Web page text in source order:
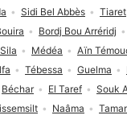
Sidi Bel Abbès Tiaret
Bordj Bou Arréridj
Médéa
Aïn
Tébessa Guelma
Béchar El Taref Souk
Naâma